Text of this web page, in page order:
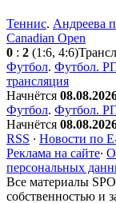
Теннис. Андреева
Canadian Open
0 : 2 (1:6, 4:6)
Футбол. Футбол.
трансляция
Начнётся
Футбол. Футбол.
Начнётся
RSS · Новости по
Реклама на сайте· О
персональных
Все материалы
собственностью и